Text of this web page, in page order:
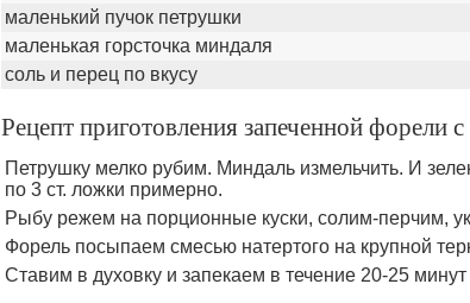
маленький пучок петрушки
маленькая горсточка миндаля
соль и перец по вкусу
Рецепт приготовления запеченной форели
Петрушку мелко рубим. Миндаль измельчить. И
по 3 ст. ложки примерно.
Рыбу режем на порционные куски, солим-перчим,
Форель посыпаем смесью натертого на крупной
Ставим в духовку и запекаем в течение 20-25